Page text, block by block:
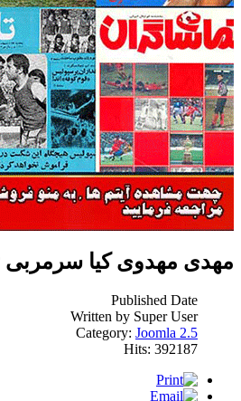
مهدی مهدوی کیا سرمربی
Published Date
Written by Super User
Category: Joomla 2.5
Hits: 392187